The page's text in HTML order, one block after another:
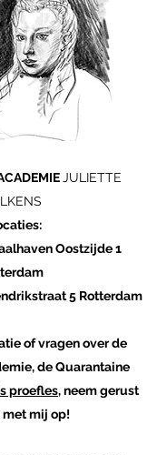
JULIETTE
Oostzijde 1
5 Rotterdam
of vragen over de
de Quarantaine
proefles, neem gerust
mij op!